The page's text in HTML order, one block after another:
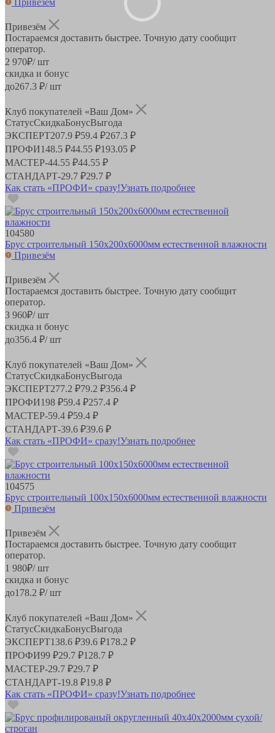
Привезём
Постараемся доставить быстрее. Точную дату сообщит
оператор.
2 970₽/ шт
скидка и бонус
до267.3 ₽/ шт
Клуб покупателей «Ваш Дом»
СтатусСкидкаБонусВыгода
ЭКСПЕРТ207.9 ₽59.4 ₽267.3 ₽
ПРОФИ148.5 ₽44.55 ₽193.05 ₽
МАСТЕР-44.55 ₽44.55 ₽
СТАНДАРТ-29.7 ₽29.7 ₽
Как стать «ПРОФИ» сразу!Узнать подробнее
104580
Брус строительный 150х200х6000мм естественной влажности
Привезём
Привезём
Постараемся доставить быстрее. Точную дату сообщит
оператор.
3 960₽/ шт
скидка и бонус
до356.4 ₽/ шт
Клуб покупателей «Ваш Дом»
СтатусСкидкаБонусВыгода
ЭКСПЕРТ277.2 ₽79.2 ₽356.4 ₽
ПРОФИ198 ₽59.4 ₽257.4 ₽
МАСТЕР-59.4 ₽59.4 ₽
СТАНДАРТ-39.6 ₽39.6 ₽
Как стать «ПРОФИ» сразу!Узнать подробнее
104575
Брус строительный 100х150х6000мм естественной влажности
Привезём
Привезём
Постараемся доставить быстрее. Точную дату сообщит
оператор.
1 980₽/ шт
скидка и бонус
до178.2 ₽/ шт
Клуб покупателей «Ваш Дом»
СтатусСкидкаБонусВыгода
ЭКСПЕРТ138.6 ₽39.6 ₽178.2 ₽
ПРОФИ99 ₽29.7 ₽128.7 ₽
МАСТЕР-29.7 ₽29.7 ₽
СТАНДАРТ-19.8 ₽19.8 ₽
Как стать «ПРОФИ» сразу!Узнать подробнее